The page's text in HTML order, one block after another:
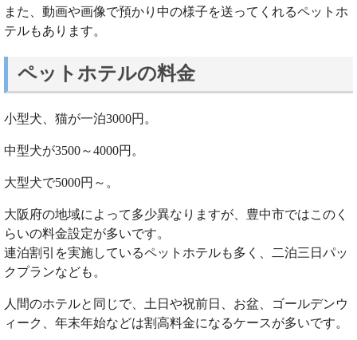
また、動画や画像で預かり中の様子を送ってくれるペットホ
テルもあります。
ペットホテルの料金
小型犬、猫が一泊3000円。
中型犬が3500～4000円。
大型犬で5000円～。
大阪府の地域によって多少異なりますが、豊中市ではこのく
らいの料金設定が多いです。
連泊割引を実施しているペットホテルも多く、二泊三日パッ
クプランなども。
人間のホテルと同じで、土日や祝前日、お盆、ゴールデンウ
ィーク、年末年始などは割高料金になるケースが多いです。